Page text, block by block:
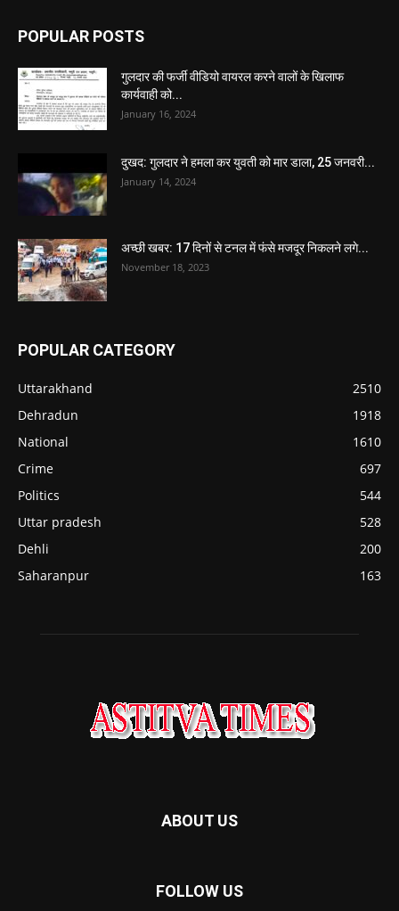
POPULAR POSTS
गुलदार की फर्जी वीडियो वायरल करने वालों के खिलाफ
कार्यवाही को...
January 16, 2024
दुखद: गुलदार ने हमला कर युवती को मार डाला, 25 जनवरी...
January 14, 2024
अच्छी खबर: 17 दिनों से टनल में फंसे मजदूर निकलने लगे...
November 18, 2023
POPULAR CATEGORY
Uttarakhand
2510
Dehradun
1918
National
1610
Crime
697
Politics
544
Uttar pradesh
528
Dehli
200
Saharanpur
163
ABOUT US
FOLLOW US